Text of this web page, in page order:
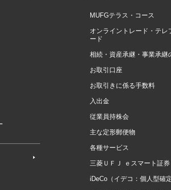
MUFGテラス・コース
オンライントレード・テレ
ード
相続・資産承継・事業承継
お取引口座
お取引きに係る手数料
入出金
従業員持株会
主な定形郵便物
各種サービス
三菱ＵＦＪ ｅスマート証券
iDeCo（イデコ：個人型確